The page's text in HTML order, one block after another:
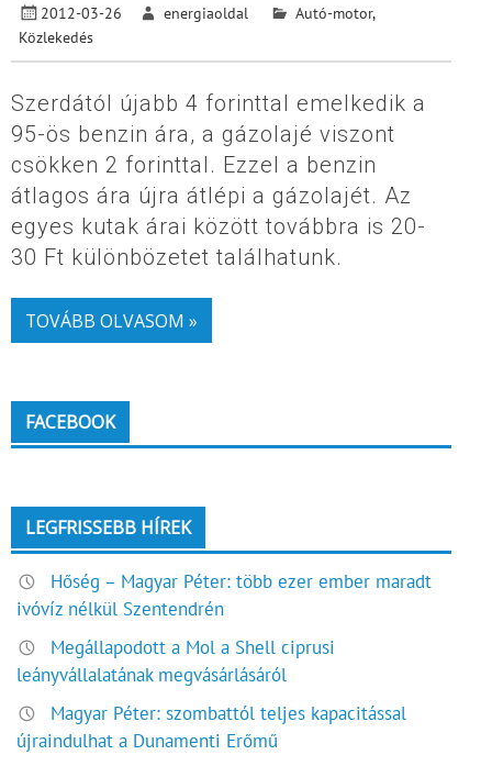
2012-03-26 energiaoldal Autó-motor,
Közlekedés
Szerdától újabb 4 forinttal emelkedik a
95-ös benzin ára, a gázolajé viszont
csökken 2 forinttal. Ezzel a benzin
átlagos ára újra átlépi a gázolajét. Az
egyes kutak árai között továbbra is 20-
30 Ft különbözetet találhatunk.
TOVÁBB OLVASOM »
FACEBOOK
LEGFRISSEBB HÍREK
Hőség – Magyar Péter: több ezer ember maradt
ivóvíz nélkül Szentendrén
Megállapodott a Mol a Shell ciprusi
leányvállalatának megvásárlásáról
Magyar Péter: szombattól teljes kapacitással
újraindulhat a Dunamenti Erőmű